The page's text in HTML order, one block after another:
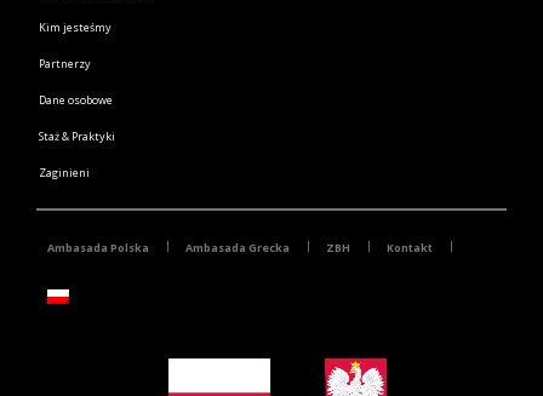
Kim jesteśmy
Partnerzy
Dane osobowe
Staż & Praktyki
Zaginieni
Ambasada Polska Ambasada Grecka ZBH Kontakt